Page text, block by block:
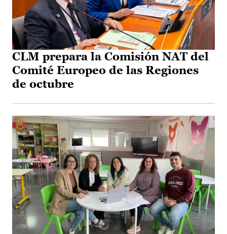
CLM prepara la Comisión NAT del
Comité Europeo de las Regiones
de octubre